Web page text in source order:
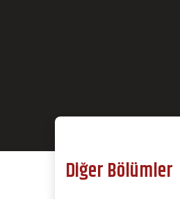
Diğer Bölümler